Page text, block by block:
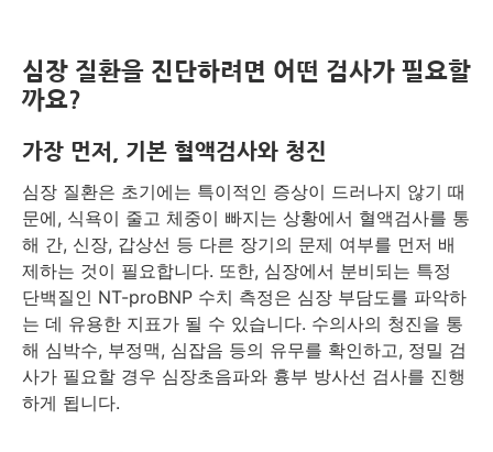
심장 질환을 진단하려면 어떤 검사가 필요할
까요?
가장 먼저, 기본 혈액검사와 청진
심장 질환은 초기에는 특이적인 증상이 드러나지 않기 때
문에, 식욕이 줄고 체중이 빠지는 상황에서 혈액검사를 통
해 간, 신장, 갑상선 등 다른 장기의 문제 여부를 먼저 배
제하는 것이 필요합니다. 또한, 심장에서 분비되는 특정
단백질인 NT-proBNP 수치 측정은 심장 부담도를 파악하
는 데 유용한 지표가 될 수 있습니다. 수의사의 청진을 통
해 심박수, 부정맥, 심잡음 등의 유무를 확인하고, 정밀 검
사가 필요할 경우 심장초음파와 흉부 방사선 검사를 진행
하게 됩니다.